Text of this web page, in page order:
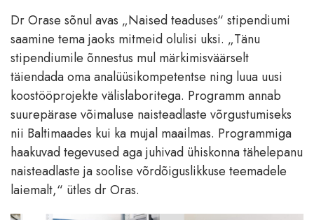
Dr Orase sõnul avas „Naised teaduses“ stipendiumi
saamine tema jaoks mitmeid olulisi uksi. „Tänu
stipendiumile õnnestus mul märkimisväärselt
täiendada oma analüüsikompetentse ning luua uusi
koostööprojekte välislaboritega. Programm annab
suurepärase võimaluse naisteadlaste võrgustumiseks
nii Baltimaades kui ka mujal maailmas. Programmiga
haakuvad tegevused aga juhivad ühiskonna tähelepanu
naisteadlaste ja soolise võrdõiguslikkuse teemadele
laiemalt,“ ütles dr Oras.